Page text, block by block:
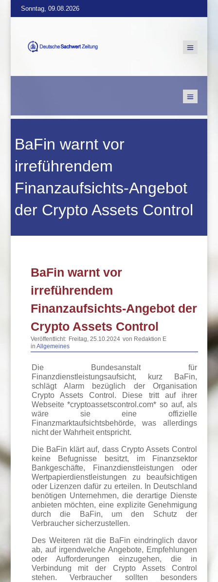
Sonntag, 09.08.2026
BaFin warnt vor
irreführendem
Finanzaufsichts-Angebot
der Crypto Assets Control
BaFin warnt vor
irreführendem
Finanzaufsichts-Angebot der
Crypto Assets Control
Veröffentlicht: Freitag, 25.10.2024 von Redaktion E
inAllgemeines
Die Bundesanstalt für
Finanzdienstleistungsaufsicht, kurz BaFin,
schlägt Alarm bezüglich der Organisation
Crypto Assets Control. Diese tritt auf ihrer
Webseite *cryptoassetscontrol.com* so auf, als
wäre sie eine offizielle
Finanzmarktaufsichtsbehörde, was allerdings
nicht der Wahrheit entspricht.
Die BaFin klärt auf, dass Crypto Assets Control
keine Befugnisse besitzt, im Finanzsektor
Bankgeschäfte, Finanzdienstleistungen oder
Wertpapierdienstleistungen zu beaufsichtigen
oder Lizenzen dafür zu erteilen. In Deutschland
benötigen Unternehmen, die derartige Dienste
anbieten möchten, eine explizite Genehmigung
durch die BaFin, um den Schutz der
Verbraucher sicherzustellen.
Des Weiteren rät die BaFin eindringlich davor
ab, auf irgendwelche Angebote, Empfehlungen
oder Aufforderungen einzugehen, die in
Verbindung mit der Crypto Assets Control
stehen. Verbraucher sollten besonders